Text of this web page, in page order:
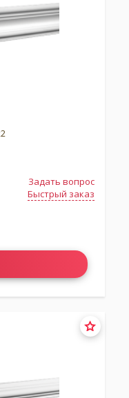
Задать вопрос
Быстрый заказ